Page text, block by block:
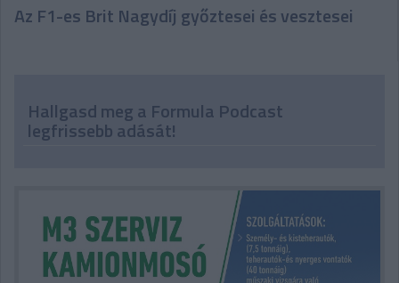
Az F1-es Brit Nagydíj győztesei és vesztesei
Hallgasd meg a Formula Podcast
legfrissebb adását!